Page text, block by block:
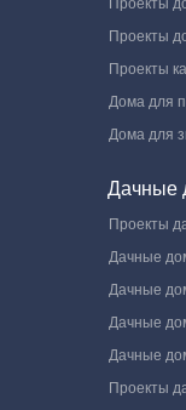
Проекты
Проекты
Проекты
Дома для
Дома для
Дачные
Проекты
Дачные
Дачные
Дачные
Дачные
Проекты